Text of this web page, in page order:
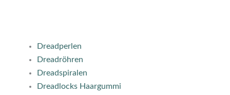
Dreadperlen
Dreadröhren
Dreadspiralen
Dreadlocks Haargummi